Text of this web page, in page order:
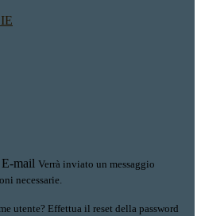
E-mail Verrà inviato un messaggio
necessarie.
utente? Effettua il reset della password